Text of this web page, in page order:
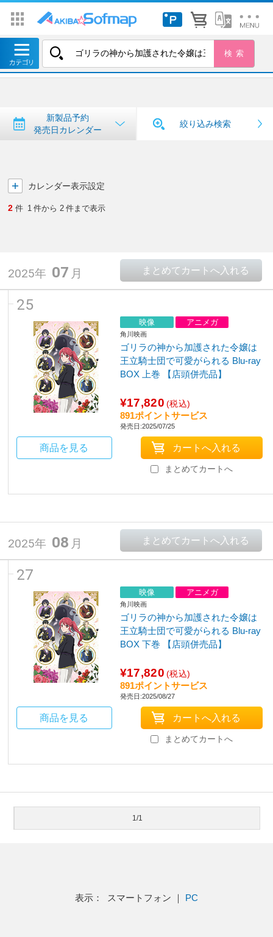
トップ ＞ 新製品予約・発売日カレンダー
新製品予約・発売日カレンダー
新製品予約
発売日カレンダー
絞り込み検索
カレンダー表示設定
2 件 1 件から 2 件まで表示
2025年 07 月
25
映像 アニメガ
角川映画
ゴリラの神から加護された令嬢は
王立騎士団で可愛がられる Blu-ray
BOX 上巻 【店頭併売品】
¥17,820 (税込)
891ポイントサービス
発売日:2025/07/25
商品を見る
まとめてカートへ
2025年 08 月
27
映像 アニメガ
角川映画
ゴリラの神から加護された令嬢は
王立騎士団で可愛がられる Blu-ray
BOX 下巻 【店頭併売品】
¥17,820 (税込)
891ポイントサービス
発売日:2025/08/27
商品を見る
まとめてカートへ
1/1
表示： スマートフォン ｜ PC